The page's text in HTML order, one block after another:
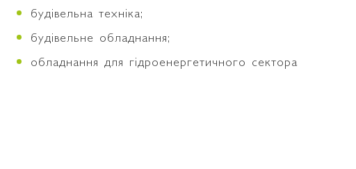
будівельна техніка;
будівельне обладнання;
обладнання для гідроенергетичного сектора